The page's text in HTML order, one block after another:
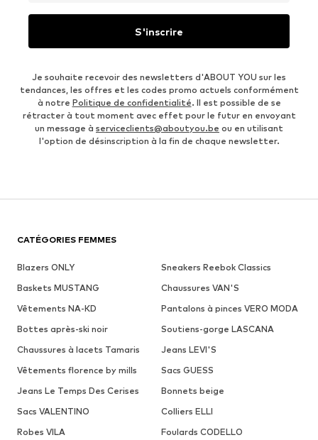
S'inscrire
Je souhaite recevoir des newsletters d'ABOUT YOU sur les
tendances, les offres et les codes promo actuels conformément
à notre Politique de confidentialité. Il est possible de se
rétracter à tout moment avec effet pour le futur en envoyant
un message à serviceclients@aboutyou.be ou en utilisant
l'option de désinscription à la fin de chaque newsletter.
CATÉGORIES FEMMES
Blazers ONLY
Sneakers Reebok Classics
Baskets MUSTANG
Chaussures VAN'S
Vêtements NA-KD
Pantalons à pinces VERO MODA
Bottes après-ski noir
Soutiens-gorge LASCANA
Chaussures à lacets Tamaris
Jeans LEVI'S
Vêtements florence by mills
Sacs GUESS
Jeans Le Temps Des Cerises
Bonnets beige
Sacs VALENTINO
Colliers ELLI
Robes VILA
Foulards CODELLO